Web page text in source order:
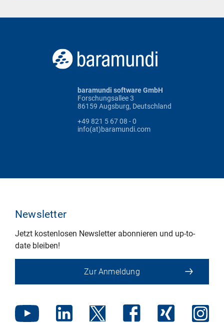
baramundi software GmbH
Forschungsallee 3
86159 Augsburg, Deutschland
+49 821 5 67 08 - 0
info(at)baramundi.com
Newsletter
Jetzt kostenlosen Newsletter abonnieren und up-to-
date bleiben!
Zur Anmeldung